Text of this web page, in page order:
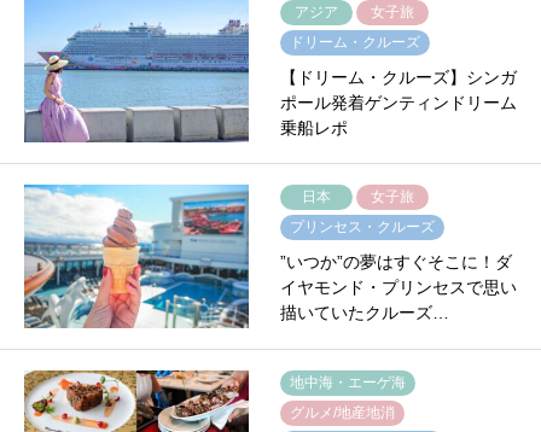
アジア
女子旅
ドリーム・クルーズ
【ドリーム・クルーズ】シンガ
ポール発着ゲンティンドリーム
乗船レポ
日本
女子旅
プリンセス・クルーズ
”いつか”の夢はすぐそこに！ダ
イヤモンド・プリンセスで思い
描いていたクルーズ…
地中海・エーゲ海
グルメ/地産地消